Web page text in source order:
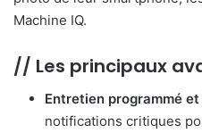
Machine IQ.
// Les principaux
Entretien programmé
notifications critiques